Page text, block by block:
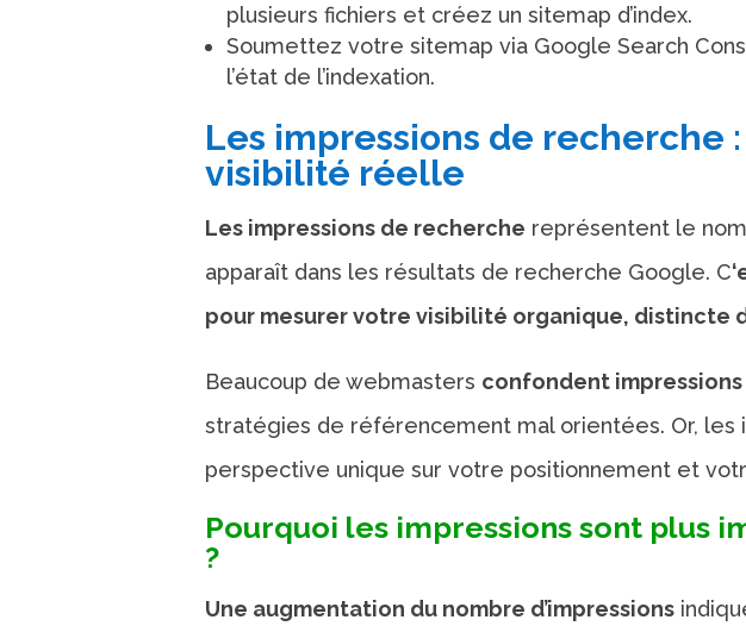
plusieurs fichiers et créez un sitemap d’index.
Soumettez votre sitemap via Google Search
l’état de l’indexation.
Les impressions de recherche
visibilité réelle
Les impressions de recherche représentent le
apparaît dans les résultats de recherche Google. C
pour mesurer votre visibilité organique, distincte
Beaucoup de webmasters confondent
stratégies de référencement mal orientées. Or, les
perspective unique sur votre positionnement et
Pourquoi les impressions sont plus
?
Une augmentation du nombre d’impressions